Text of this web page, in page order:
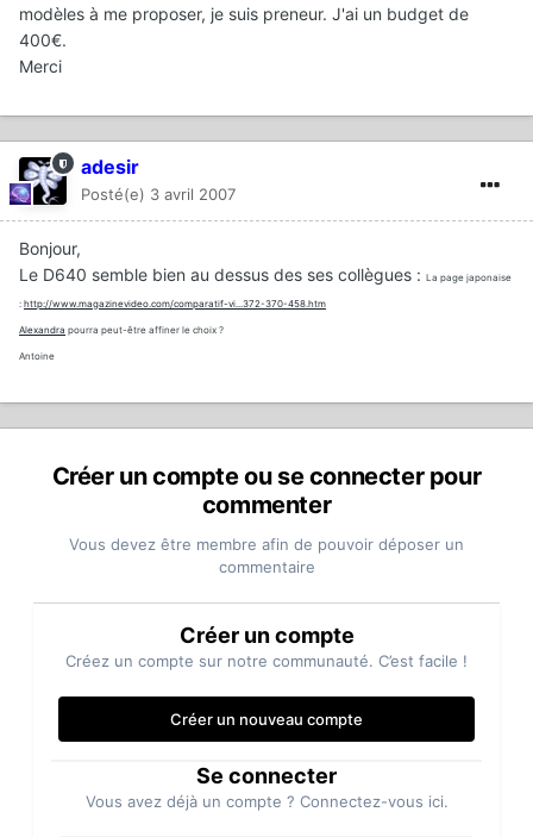
modèles à me proposer, je suis preneur. J'ai un budget de
400€.
Merci
adesir
Posté(e) 3 avril 2007
Bonjour,
Le D640 semble bien au dessus des ses collègues : La page japonaise
: http://www.magazinevideo.com/comparatif-vi...372-370-458.htm
Alexandra pourra peut-être affiner le choix ?
Antoine
Créer un compte ou se connecter pour
commenter
Vous devez être membre afin de pouvoir déposer un
commentaire
Créer un compte
Créez un compte sur notre communauté. C’est facile !
Créer un nouveau compte
Se connecter
Vous avez déjà un compte ? Connectez-vous ici.